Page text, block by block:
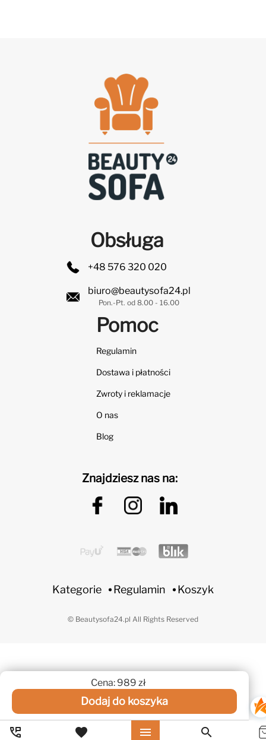
perm_phone_msg favorite menu search
Obsługa
+48 576 320 020
biuro@beautysofa24.pl
Pon.-Pt. od 8.00 - 16.00
Pomoc
Regulamin
Dostawa i płatności
Zwroty i reklamacje
O nas
Blog
Znajdziesz nas na:
Kategorie Regulamin Koszyk
© Beautysofa24.pl All Rights Reserved
Cena: 989 zł
Dodaj do koszyka